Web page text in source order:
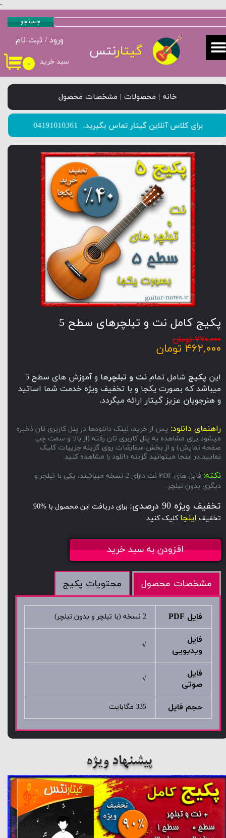
-
۰ سبد خرید
ورود / ثبت نام
حساب کاربری من
تغییر گذر واژه
خروج از حساب کاربری
گیتارنتس
جستجو
خانه | محصولات | مشخصات محصول
​​​​​​​برای کلاس آنلاین گیتار تماس بگیرید. 04191010361
پکیج کامل نت و تبلچرهای سطح 5
۷۷۰,۰۰۰ تومان
۴۶۲,۰۰۰ تومان
این پکیج شامل تمام نت و تبلچر
ها و آموزش های سطح 5
میباشد که بصورت یکجا و با تخفیف ویژه خدمت شما اساتید
و هنرجویان عزیز گیتار ارائه میگردد.
راهنمای دانلود: پس از خرید، لینک دانلودها در پنل کاربری تان ذخیره
میشود.برای مشاهده به پنل کاربری تان رفته (از بالا و سمت چپ
صفحه نمایش) و از بخش سفارشات روی گزینه جزییات کلیک
نمایید.در اینجا میتوانید گزینه دانلود را مشاهده کنید.
نکته:
فایل های PDF نت دارای 2 نسخه میباشند، یکی با تبلچر و
دیگری بدون تبلچر.
تخفیف ویژه 90 درصدی:
برای دریافت این محصول با %90
تخفیف اینجا کلیک کنید.
افزودن به سبد خرید
مشخصات محصول محتویات پکیج
فایل PDF 2 نسخه (با تبلچر و بدون تبلچر)
فایل
ویدیویی
√
فایل
صوتی
√
حجم فایل 335 مگابایت
پیشنهاد ویژه